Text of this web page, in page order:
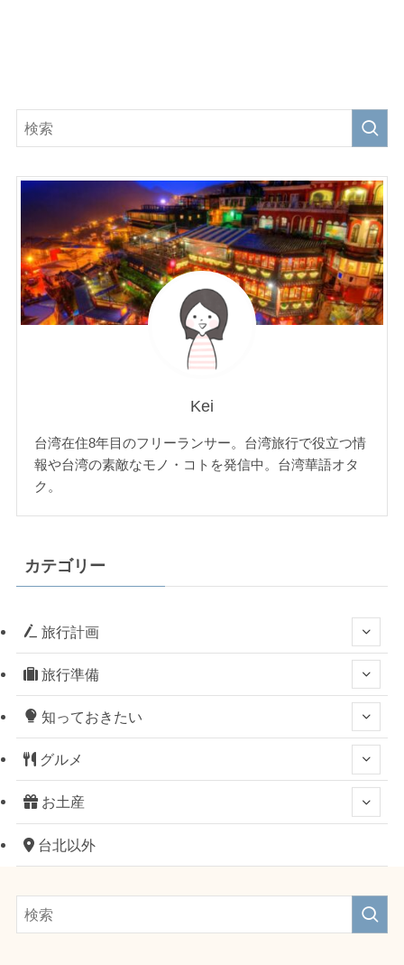
Kei
台湾在住8年目のフリーランサー。台湾旅行で役立つ情
報や台湾の素敵なモノ・コトを発信中。台湾華語オタ
ク。
カテゴリー
旅行計画
旅行準備
知っておきたい
グルメ
お土産
台北以外